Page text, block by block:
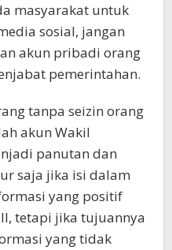
masyarakat untuk
sosial, jangan
akun pribadi orang
pemerintahan.
tanpa seizin orang
akun Wakil
panutan dan
saja jika isi dalam
yang positif
tetapi jika tujuannya
yang tidak